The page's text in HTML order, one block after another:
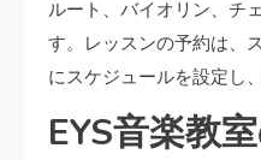
ルート、バイオリン、チ
す。レッスンの予約は、
にスケジュールを設定し
EYS音楽教